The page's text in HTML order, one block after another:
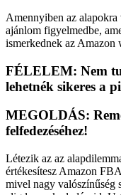
Amennyiben az
ajánlom figyelmedbe,
ismerkednek az Amazon
FÉLELEM: Nem
lehetnék sikeres a
MEGOLDÁS:
felfedezéséhez!
Létezik az az
értékesítesz Amazon
mivel nagy valószínűség